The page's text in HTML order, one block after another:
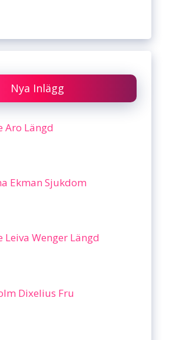
Nya Inlägg
Aro Längd
Ekman Sjukdom
Leiva Wenger Längd
Dixelius Fru